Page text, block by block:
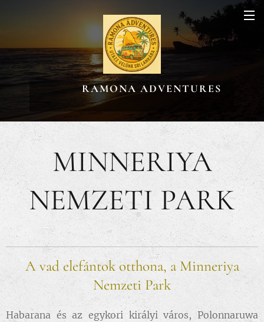
RAMONA ADVENTURES
MINNERIYA
NEMZETI PARK
A vad elefántok otthona, a Minneriya
Nemzeti Park
Habarana és az egykori királyi város, Polonnaruwa